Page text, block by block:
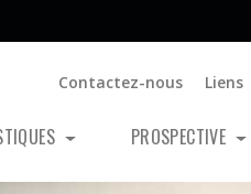
Contactez-nous Liens
PROSPECTIVE